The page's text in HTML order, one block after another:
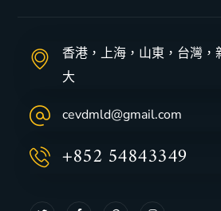
香港，上海，山東，台灣，
大
cevdmld@gmail.com
+852 54843349